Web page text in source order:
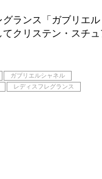
グランス「ガブリエル
てクリステン・スチ
ガブリエルシャネル
レディスフレグランス